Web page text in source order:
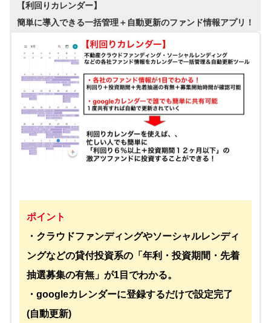
【利回りカレンダー】
簡単に導入できる一括管理＋自動更新のファンド情報アプリ！
ポイント
・クラウドファンディングやソーシャルレンディ
ングなどの貸付投資系の「年利・投資期間・先着
抽選募集の有無」が1目でわかる。
・googleカレンダーに登録するだけで設定完了
(自動更新)